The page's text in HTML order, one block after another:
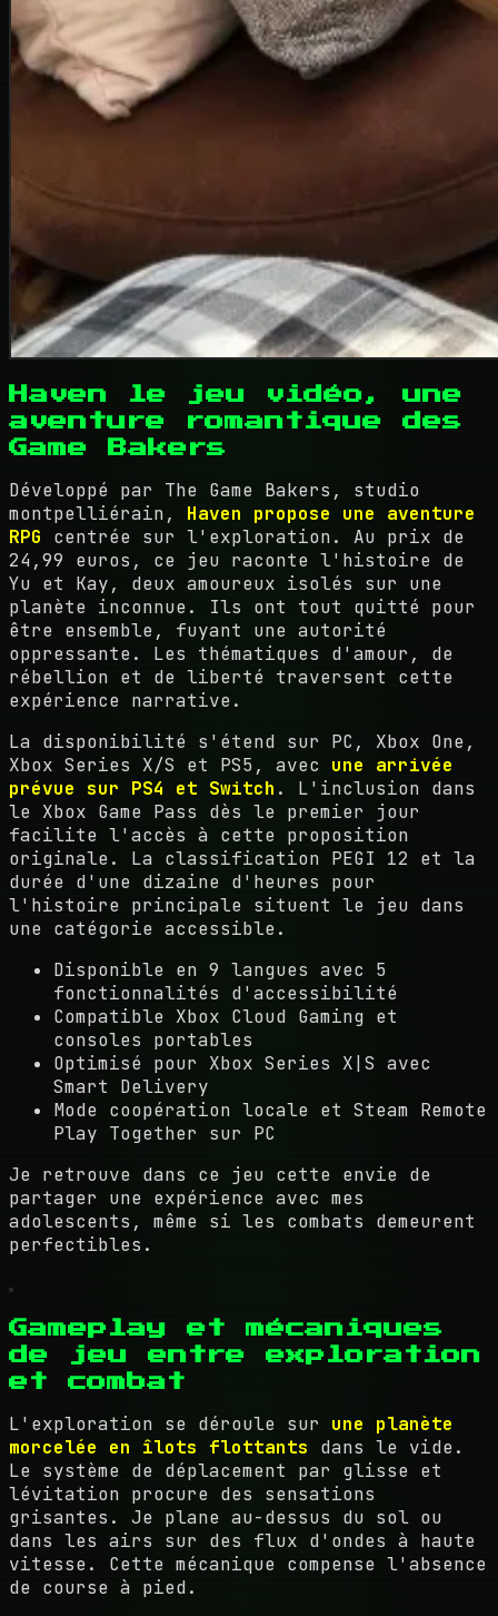
Haven le jeu vidéo, une
aventure romantique des
Game Bakers
Développé par The Game Bakers, studio
montpelliérain, Haven propose une aventure
RPG centrée sur l'exploration. Au prix de
24,99 euros, ce jeu raconte l'histoire de
Yu et Kay, deux amoureux isolés sur une
planète inconnue. Ils ont tout quitté pour
être ensemble, fuyant une autorité
oppressante. Les thématiques d'amour, de
rébellion et de liberté traversent cette
expérience narrative.
La disponibilité s'étend sur PC, Xbox One,
Xbox Series X/S et PS5, avec une arrivée
prévue sur PS4 et Switch . L'inclusion dans
le Xbox Game Pass dès le premier jour
facilite l'accès à cette proposition
originale. La classification PEGI 12 et la
durée d'une dizaine d'heures pour
l'histoire principale situent le jeu dans
une catégorie accessible.
Disponible en 9 langues avec 5
fonctionnalités d'accessibilité
Compatible Xbox Cloud Gaming et
consoles portables
Optimisé pour Xbox Series X|S avec
Smart Delivery
Mode coopération locale et Steam Remote
Play Together sur PC
Je retrouve dans ce jeu cette envie de
partager une expérience avec mes
adolescents, même si les combats demeurent
perfectibles.
Gameplay et mécaniques
de jeu entre exploration
et combat
L'exploration se déroule sur une planète
morcelée en îlots flottants dans le vide.
Le système de déplacement par glisse et
lévitation procure des sensations
grisantes. Je plane au-dessus du sol ou
dans les airs sur des flux d'ondes à haute
vitesse. Cette mécanique compense l'absence
de course à pied.